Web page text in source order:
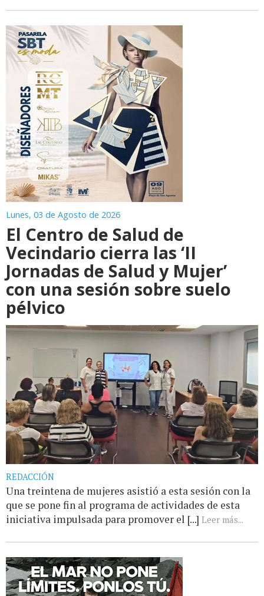
Lunes, 03 de Agosto de 2026
El Centro de Salud de
Vecindario cierra las ‘II
Jornadas de Salud y Mujer’
con una sesión sobre suelo
pélvico
REDACCIÓN
Una treintena de mujeres asistió a esta sesión con la
que se pone fin al programa de actividades de esta
iniciativa impulsada para promover el [...] Leer más...